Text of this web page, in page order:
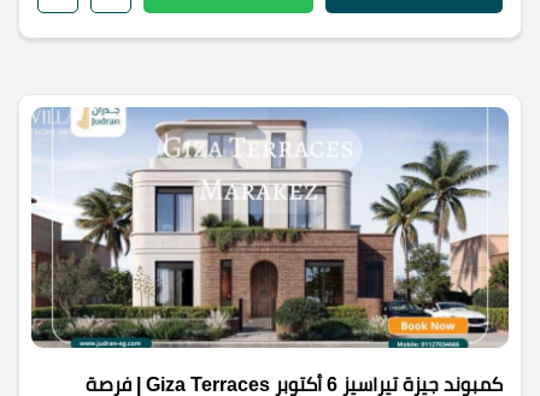
كمبوند جيزة تيراسيز 6 أكتوبر Giza Terraces | فرصة